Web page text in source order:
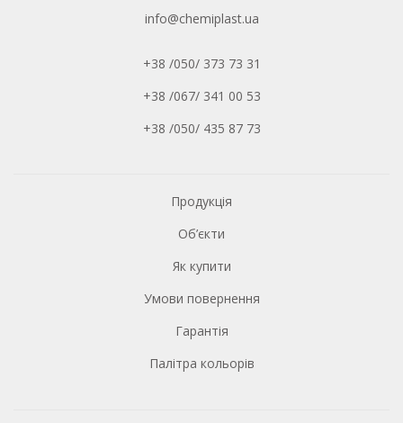
info@chemiplast.ua
+38 /050/ 373 73 31
+38 /067/ 341 00 53
+38 /050/ 435 87 73
Продукція
Об’єкти
Як купити
Умови повернення
Гарантія
Палітра кольорів